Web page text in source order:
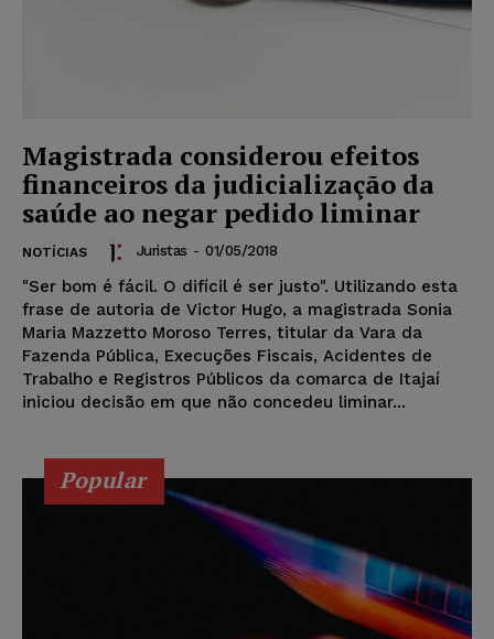
Magistrada considerou efeitos
financeiros da judicialização da
saúde ao negar pedido liminar
NOTÍCIAS Juristas - 01/05/2018
"Ser bom é fácil. O difícil é ser justo". Utilizando esta
frase de autoria de Victor Hugo, a magistrada Sonia
Maria Mazzetto Moroso Terres, titular da Vara da
Fazenda Pública, Execuções Fiscais, Acidentes de
Trabalho e Registros Públicos da comarca de Itajaí
iniciou decisão em que não concedeu liminar...
Popular